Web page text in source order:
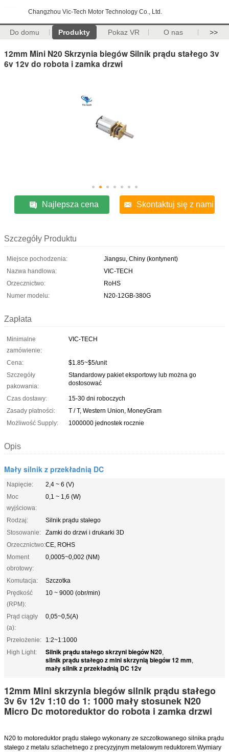
Changzhou Vic-Tech Motor Technology Co., Ltd.
Do domu Produkty Pokaz VR O nas >>
12mm Mini N20 Skrzynia biegów Silnik prądu stałego 3v
6v 12v do robota i zamka drzwi
Najlepsza cena Skontaktuj się z nami
Szczegóły Produktu
Miejsce pochodzenia:
Jiangsu, Chiny (kontynent)
Nazwa handlowa:
VIC-TECH
Orzecznictwo:
RoHS
Numer modelu:
N20-12GB-380G
Zapłata
Minimalne
zamówienie:
VIC-TECH
Cena:
$1.85~$5/unit
Szczegóły
pakowania:
Standardowy pakiet eksportowy lub można go
dostosować
Czas dostawy:
15-30 dni roboczych
Zasady płatności:
T / T, Western Union, MoneyGram
Możliwość Supply:
1000000 jednostek rocznie
Opis
Mały silnik z przekładnią DC
Napięcie:
2,4 ~ 6 (V)
Moc
wyjściowa:
0,1 ~ 1,6 (W)
Rodzaj:
Silnik prądu stałego
Stosowanie:
Zamki do drzwi i drukarki 3D
Orzecznictwo:CE, ROHS
Moment
obrotowy:
0,0005~0,002 (NM)
Komutacja:
Szczotka
Prędkość
(RPM):
10 ~ 9000 (obr/min)
Prąd ciągły
(a):
0,05~0,5(A)
Przełożenie:
1:2~1:1000
High Light:
Silnik prądu stałego skrzyni biegów N20,
silnik prądu stałego z mini skrzynią biegów 12 mm,
mały silnik z przekładnią DC 12v
12mm Mini skrzynia biegów silnik prądu stałego
3v 6v 12v 1:10 do 1: 1000 mały stosunek N20
Micro Dc motoreduktor do robota i zamka drzwi
N20 to motoreduktor prądu stałego wykonany ze szczotkowanego silnika prądu
stałego z metalu szlachetnego z precyzyjnym metalowym reduktorem.Wymiary